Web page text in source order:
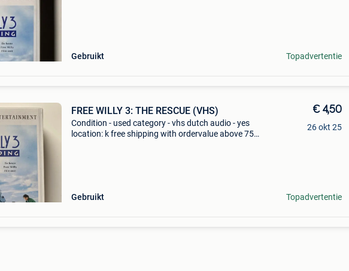
Gebruikt Topadvertentie
FREE WILLY 3: THE RESCUE (VHS)
Condition - used category - vhs dutch audio - yes
location: k free shipping with ordervalue above 75
Gebruikt
€ 4,50
26 okt 25
Topadvertentie